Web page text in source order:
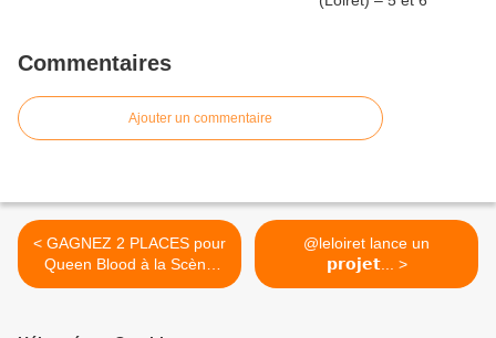
Commentaires
Ajouter un commentaire
< GAGNEZ 2 PLACES pour
Queen Blood à la Scène
nationale d’Orléans -
@leloiret lance un
𝗽𝗿𝗼𝗷𝗲𝘁... >